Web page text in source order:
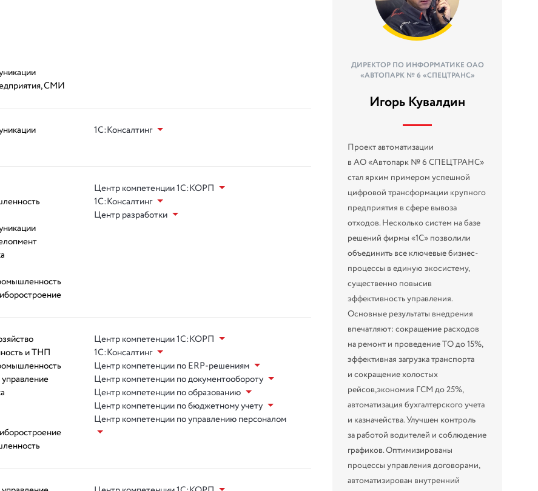
СМИ
1С:Консалтинг
Центр компетенции 1С:КОРП
1С:Консалтинг
Центр разработки
и ТНП
Центр компетенции 1С:КОРП
1С:Консалтинг
Центр компетенции по ERP-решениям
Центр компетенции по документообороту
Центр компетенции по образованию
Центр компетенции по бюджетному учету
Центр компетенции по управлению персоналом
ДИРЕКТОР ПО ИНФОРМАТИКЕ ОАО
«АВТОПАРК № 6 «СПЕЦТРАНС»
Игорь Кувалдин
Проект автоматизации
в АО «Автопарк № 6 СПЕЦТРАНС»
стал ярким примером успешной
цифровой трансформации крупного
предприятия в сфере вывоза
отходов. Несколько систем на базе
решений фирмы «1С» позволили
объединить все ключевые бизнес-
процессы в единую экосистему,
существенно повысив
эффективность управления.
Основные результаты внедрения
впечатляют: сокращение расходов
на ремонт и проведение ТО до 15%,
эффективная загрузка транспорта
и сокращение холостых
рейсов,экономия ГСМ до 25%,
автоматизация бухгалтерского учета
и казначейства. Улучшен контроль
за работой водителей и соблюдение
графиков. Оптимизированы
процессы управления договорами,
автоматизирован внутренний